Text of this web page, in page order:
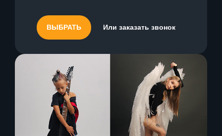
ВЫБРАТЬ Или заказать звонок